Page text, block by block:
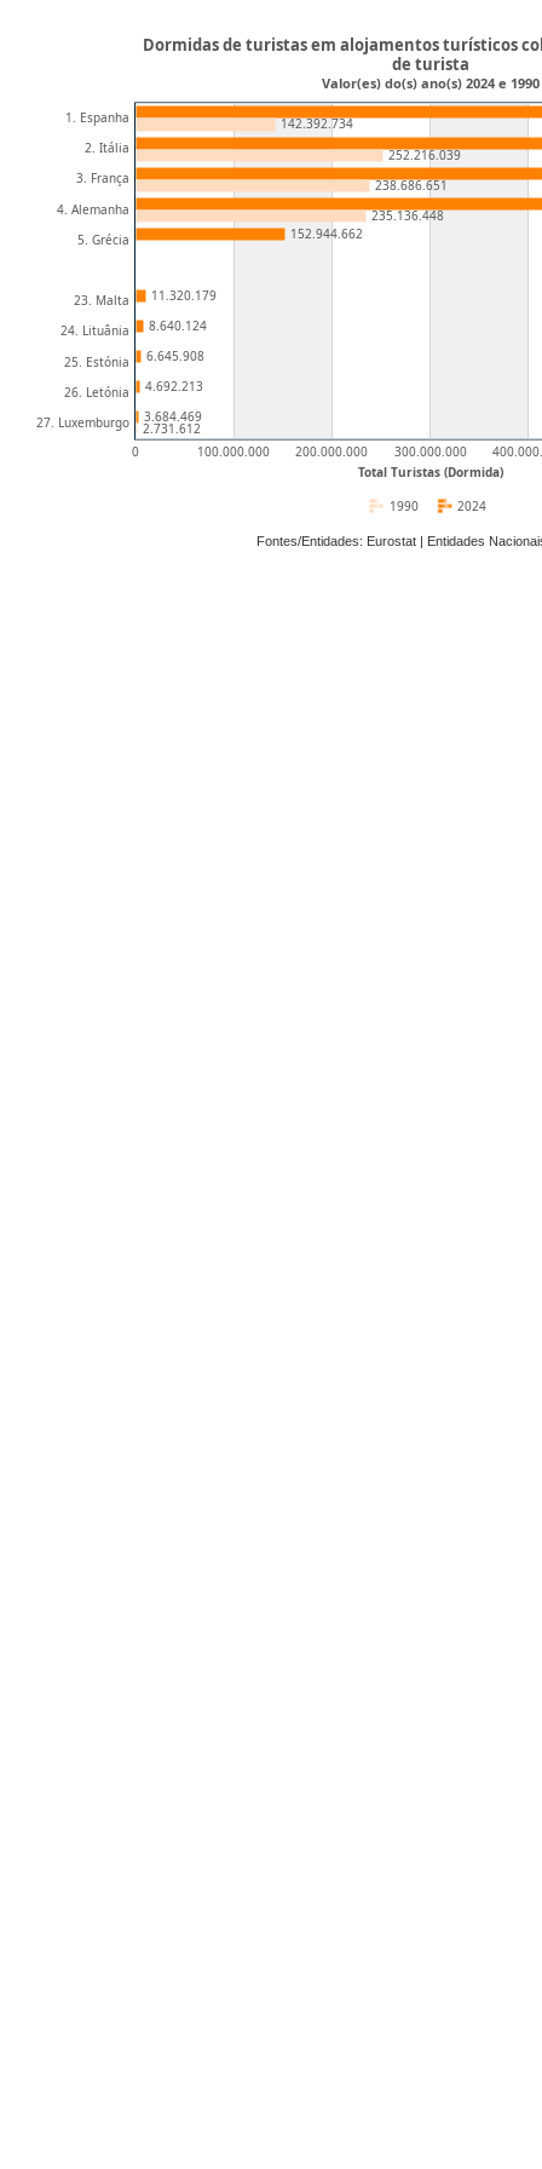
Total Turistas (Dormida)
0 100.000.000 200.000.000 300.000.000
1. Espanha
2. Itália
3. França
4. Alemanha
5. Grécia
23. Malta
24. Lituânia
25. Estónia
26. Letónia
27. Luxemburgo
152.944.662
11.320.179
8.640.124
6.645.908
4.692.213
3.684.469
142.392.734
252.216.039
238.686.651
235.136.448
2.731.612
Dormidas de turistas em alojamentos turísticos
de turista
Valor(es) do(s) ano(s) 2024 e 1990
2024
1990
Fontes/Entidades: Eurostat | Entidades